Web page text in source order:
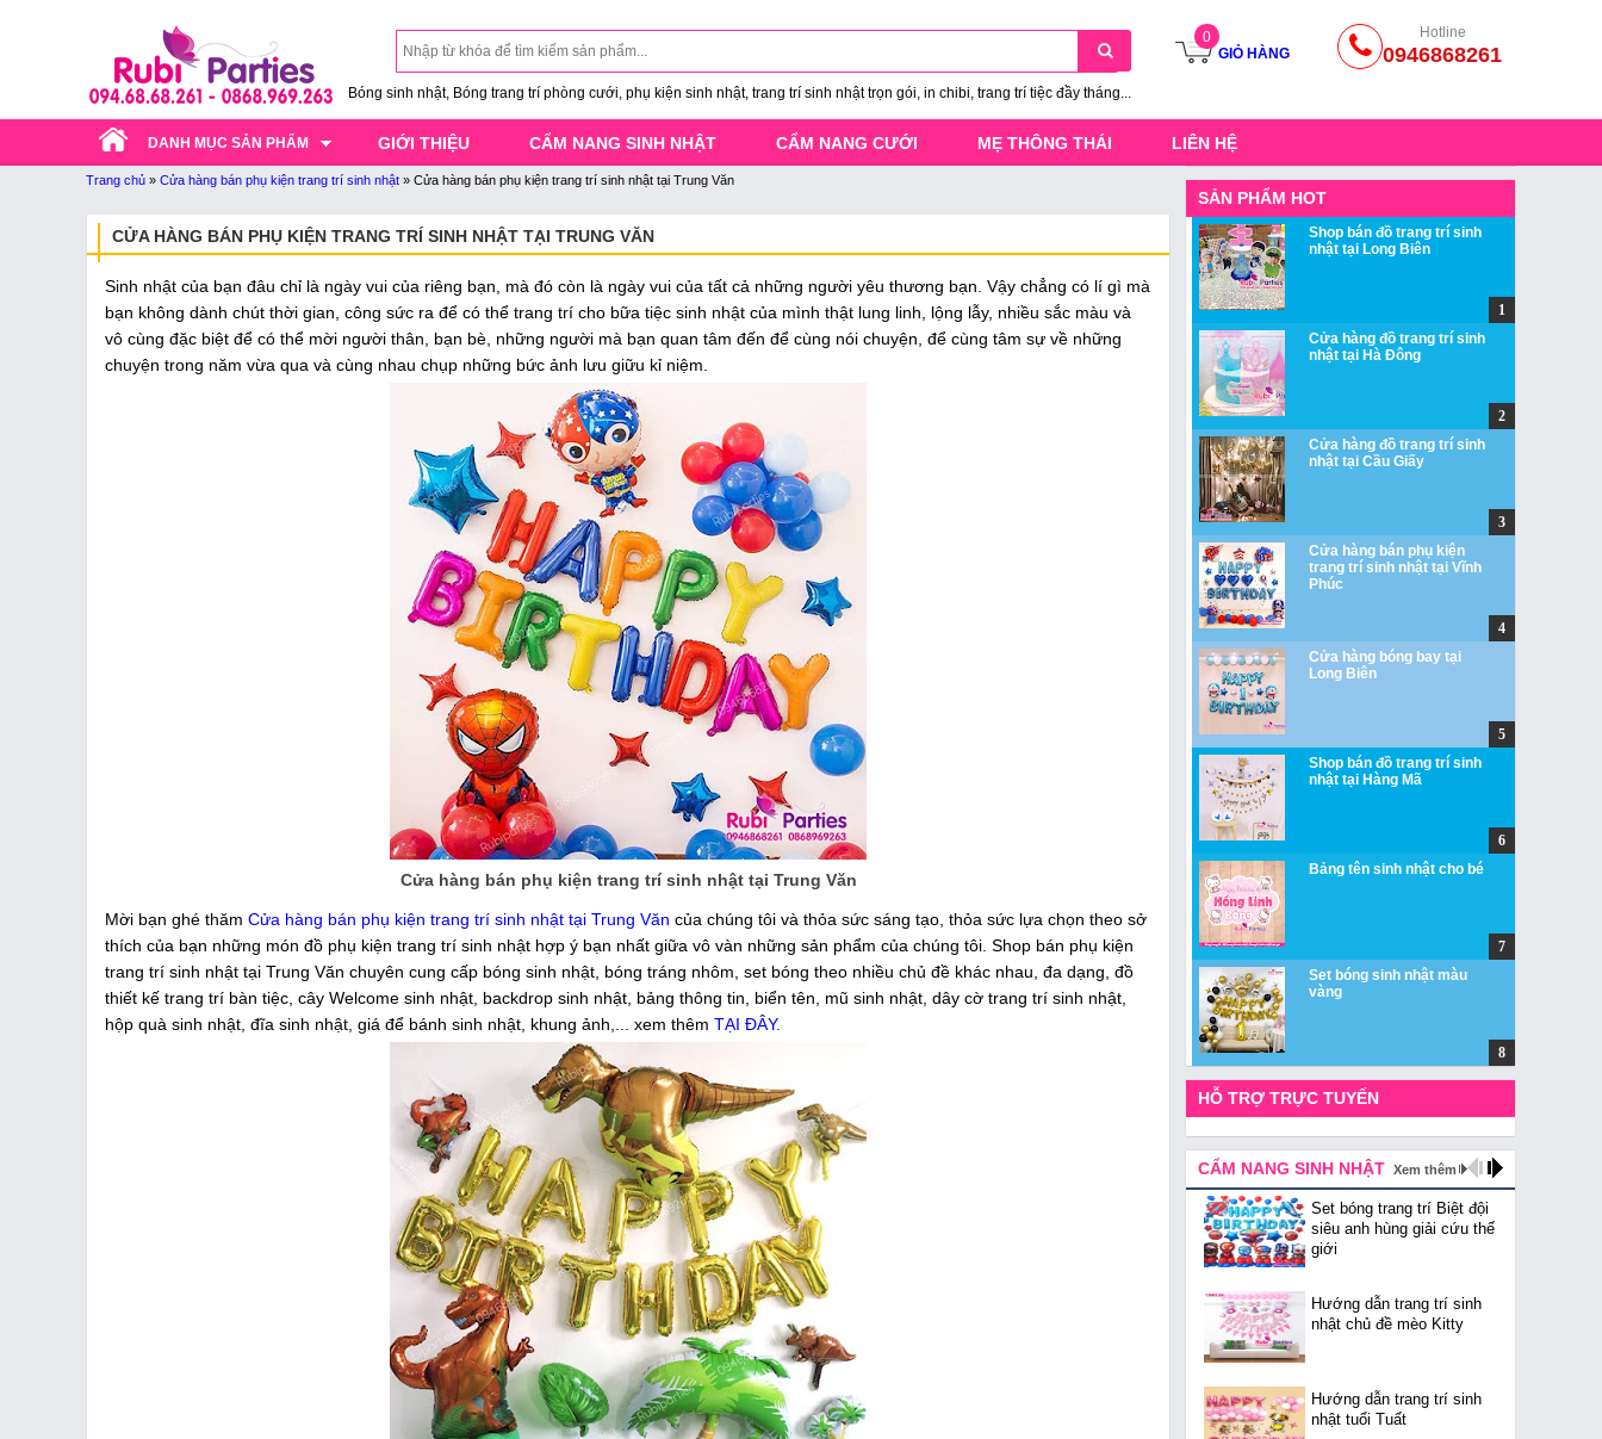
Bóng sinh nhật, Bóng trang trí phòng cưới, phụ kiện sinh nhật, trang trí sinh nhật trọn gói, in chibi, trang trí tiệc đầy tháng...
0
GIỎ HÀNG
Hotline
0946868261
DANH MỤC SẢN PHẨM GIỚI THIỆU CẨM NANG SINH NHẬT CẨM NANG CƯỚI MẸ THÔNG THÁI LIÊN HỆ
Trang chủ » Cửa hàng bán phụ kiện trang trí sinh nhật » Cửa hàng bán phụ kiện trang trí sinh nhật tại Trung Văn
CỬA HÀNG BÁN PHỤ KIỆN TRANG TRÍ SINH NHẬT TẠI TRUNG VĂN
Sinh nhật của bạn đâu chỉ là ngày vui của riêng bạn, mà đó còn là ngày vui của tất cả những người yêu thương bạn. Vậy chẳng có lí gì mà
bạn không dành chút thời gian, công sức ra để có thể trang trí cho bữa tiệc sinh nhật của mình thật lung linh, lộng lẫy, nhiều sắc màu và
vô cùng đặc biệt để có thể mời người thân, bạn bè, những người mà bạn quan tâm đến để cùng nói chuyện, để cùng tâm sự về những
chuyện trong năm vừa qua và cùng nhau chụp những bức ảnh lưu giữu kỉ niệm.
Cửa hàng bán phụ kiện trang trí sinh nhật tại Trung Văn
Mời bạn ghé thăm Cửa hàng bán phụ kiện trang trí sinh nhật tại Trung Văn của chúng tôi và thỏa sức sáng tạo, thỏa sức lựa chọn theo sở
thích của bạn những món đồ phụ kiện trang trí sinh nhật hợp ý bạn nhất giữa vô vàn những sản phẩm của chúng tôi. Shop bán phụ kiện
trang trí sinh nhật tại Trung Văn chuyên cung cấp bóng sinh nhật, bóng tráng nhôm, set bóng theo nhiều chủ đề khác nhau, đa dạng, đồ
thiết kế trang trí bàn tiệc, cây Welcome sinh nhật, backdrop sinh nhật, bảng thông tin, biển tên, mũ sinh nhật, dây cờ trang trí sinh nhật,
hộp quà sinh nhật, đĩa sinh nhật, giá để bánh sinh nhật, khung ảnh,... xem thêm TẠI ĐÂY.
SẢN PHẨM HOT
Shop bán đồ trang trí sinh
nhật tại Long Biên
Cửa hàng đồ trang trí sinh
nhật tại Hà Đông
Cửa hàng đồ trang trí sinh
nhật tại Cầu Giấy
Cửa hàng bán phụ kiện
trang trí sinh nhật tại Vĩnh
Phúc
Cửa hàng bóng bay tại
Long Biên
Shop bán đồ trang trí sinh
nhật tại Hàng Mã
Bảng tên sinh nhật cho bé
Set bóng sinh nhật màu
vàng
HỖ TRỢ TRỰC TUYẾN
CẨM NANG SINH NHẬT Xem thêm
Set bóng trang trí Biệt đội
siêu anh hùng giải cứu thế
giới
Hướng dẫn trang trí sinh
nhật chủ đề mèo Kitty
Hướng dẫn trang trí sinh
nhật tuổi Tuất